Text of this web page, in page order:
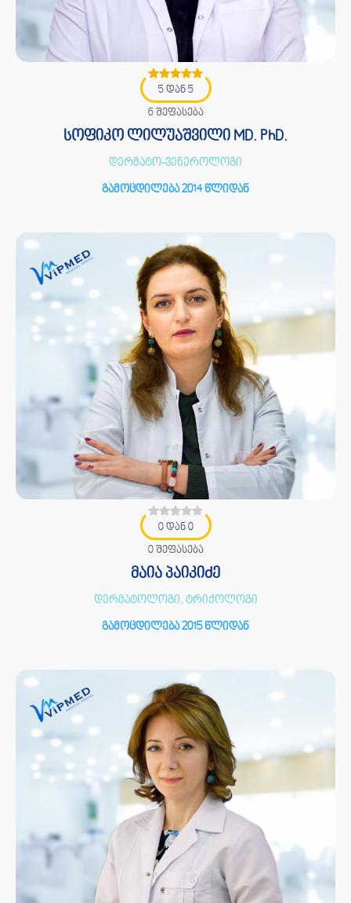
5 დან 5
6 შეფასება
სოფიკო ლილუაშვილი MD. PhD.
დერმატო-ვენეროლოგი
გამოცდილება 2014 წლიდან
0 დან 0
0 შეფასება
მაია პაიკიძე
დერმატოლოგი, ტრიქოლოგი
გამოცდილება 2015 წლიდან